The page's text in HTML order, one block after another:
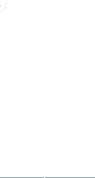
auf der Rückseite